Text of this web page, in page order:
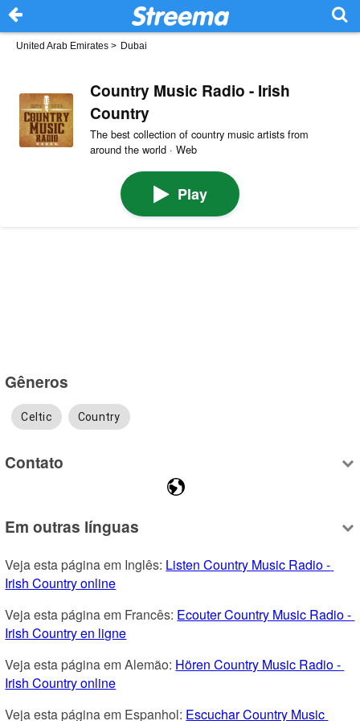
United Arab Emirates > Dubai
Country Music Radio - Irish
Country
The best collection of country music artists from
around the world · Web
Play
Gêneros
Celtic Country
Contato
Em outras línguas
Veja esta página em Inglês: Listen Country Music Radio -
Irish Country online
Veja esta página em Francês: Ecouter Country Music Radio -
Irish Country en ligne
Veja esta página em Alemão: Hören Country Music Radio -
Irish Country online
Veja esta página em Espanhol: Escuchar Country Music